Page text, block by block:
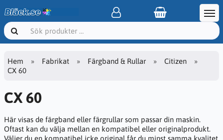
Hem Fabrikat Färgband & Rullar
Citizen
CX 60
CX 60
Här visas de färgband eller färgrullar som passar din maskin.
Oftast kan du välja mellan en kompatibel eller originalprodukt.
Väljer du en kompatibel icke original får du minst samma kvalitet